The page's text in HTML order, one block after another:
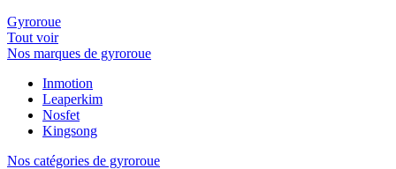
Gyroroue
Tout voir
Nos marques de gyroroue
Inmotion
Leaperkim
Nosfet
Kingsong
Nos catégories de gyroroue